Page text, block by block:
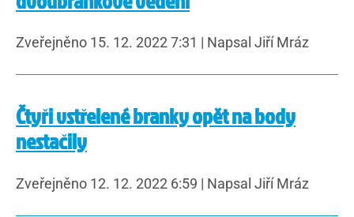
Zveřejněno 15. 12. 2022 7:31 | Napsal Jiří Mráz
Čtyři vstřelené branky opět na body
nestačily
Zveřejněno 12. 12. 2022 6:59 | Napsal Jiří Mráz